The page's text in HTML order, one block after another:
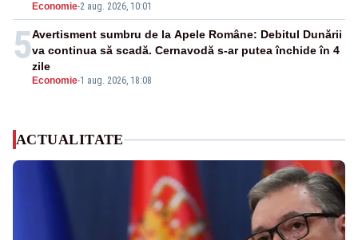
Economie-2 aug. 2026, 10:01
5
Economie-1 aug. 2026, 18:08
Avertisment sumbru de la Apele Române: Debitul Dunării
va continua să scadă. Cernavodă s-ar putea închide în 4
zile
ACTUALITATE